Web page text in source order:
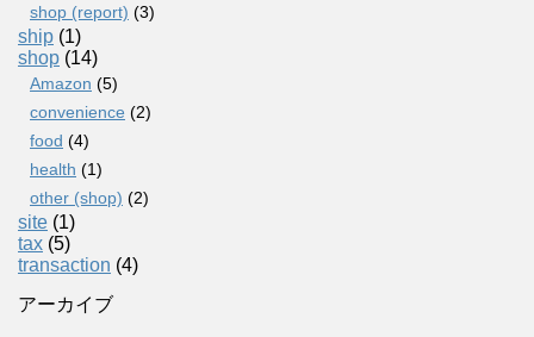
shop (report) (3)
ship (1)
shop (14)
Amazon (5)
convenience (2)
food (4)
health (1)
other (shop) (2)
site (1)
tax (5)
transaction (4)
アーカイブ